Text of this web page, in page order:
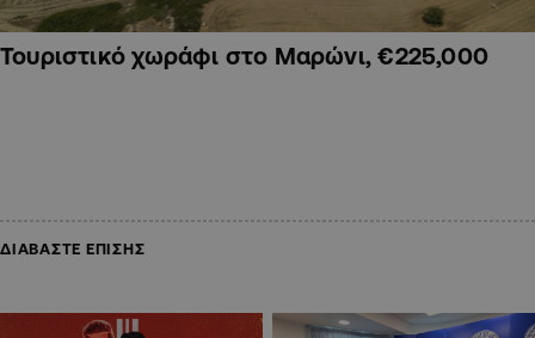
Τουριστικό χωράφι στο Μαρώνι, €225,000
ΔΙΑΒΑΣΤΕ ΕΠΙΣΗΣ